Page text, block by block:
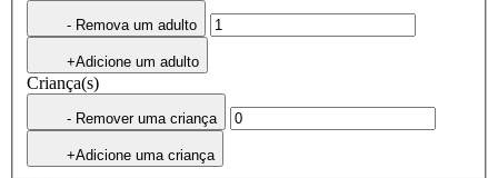
- Remova um adulto
+Adicione um adulto
Criança(s)
- Remover uma criança
+Adicione uma criança